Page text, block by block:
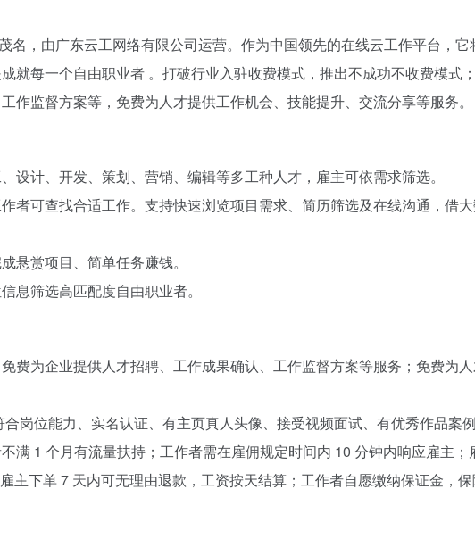
名，由广东云工网络有限公司运营。作为中国领先的在线云工作平台，它
就每一个自由职业者 。​打破行业入驻收费模式，推出不成功不收费模式
作监督方案等，免费为人才提供工作机会、技能提升、交流分享等服务。
设计、开发、策划、营销、编辑等多工种人才，雇主可依需求筛选。​
者可查找合适工作。支持快速浏览项目需求、简历筛选及在线沟通，借
悬赏项目、简单任务赚钱。​
息筛选高匹配度自由职业者。​
费为企业提供人才招聘、工作成果确认、工作监督方案等服务；免费为
岗位能力、实名认证、有主页真人头像、接受视频面试、有优秀作品案例
满 1 个月有流量扶持；工作者需在雇佣规定时间内 10 分钟内响应雇主；
主下单 7 天内可无理由退款，工资按天结算；工作者自愿缴纳保证金，